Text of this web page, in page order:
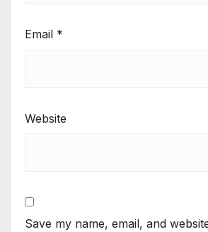
Email *
Website
Save my name, email, and